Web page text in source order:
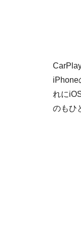
iPhone
れに
のもひ